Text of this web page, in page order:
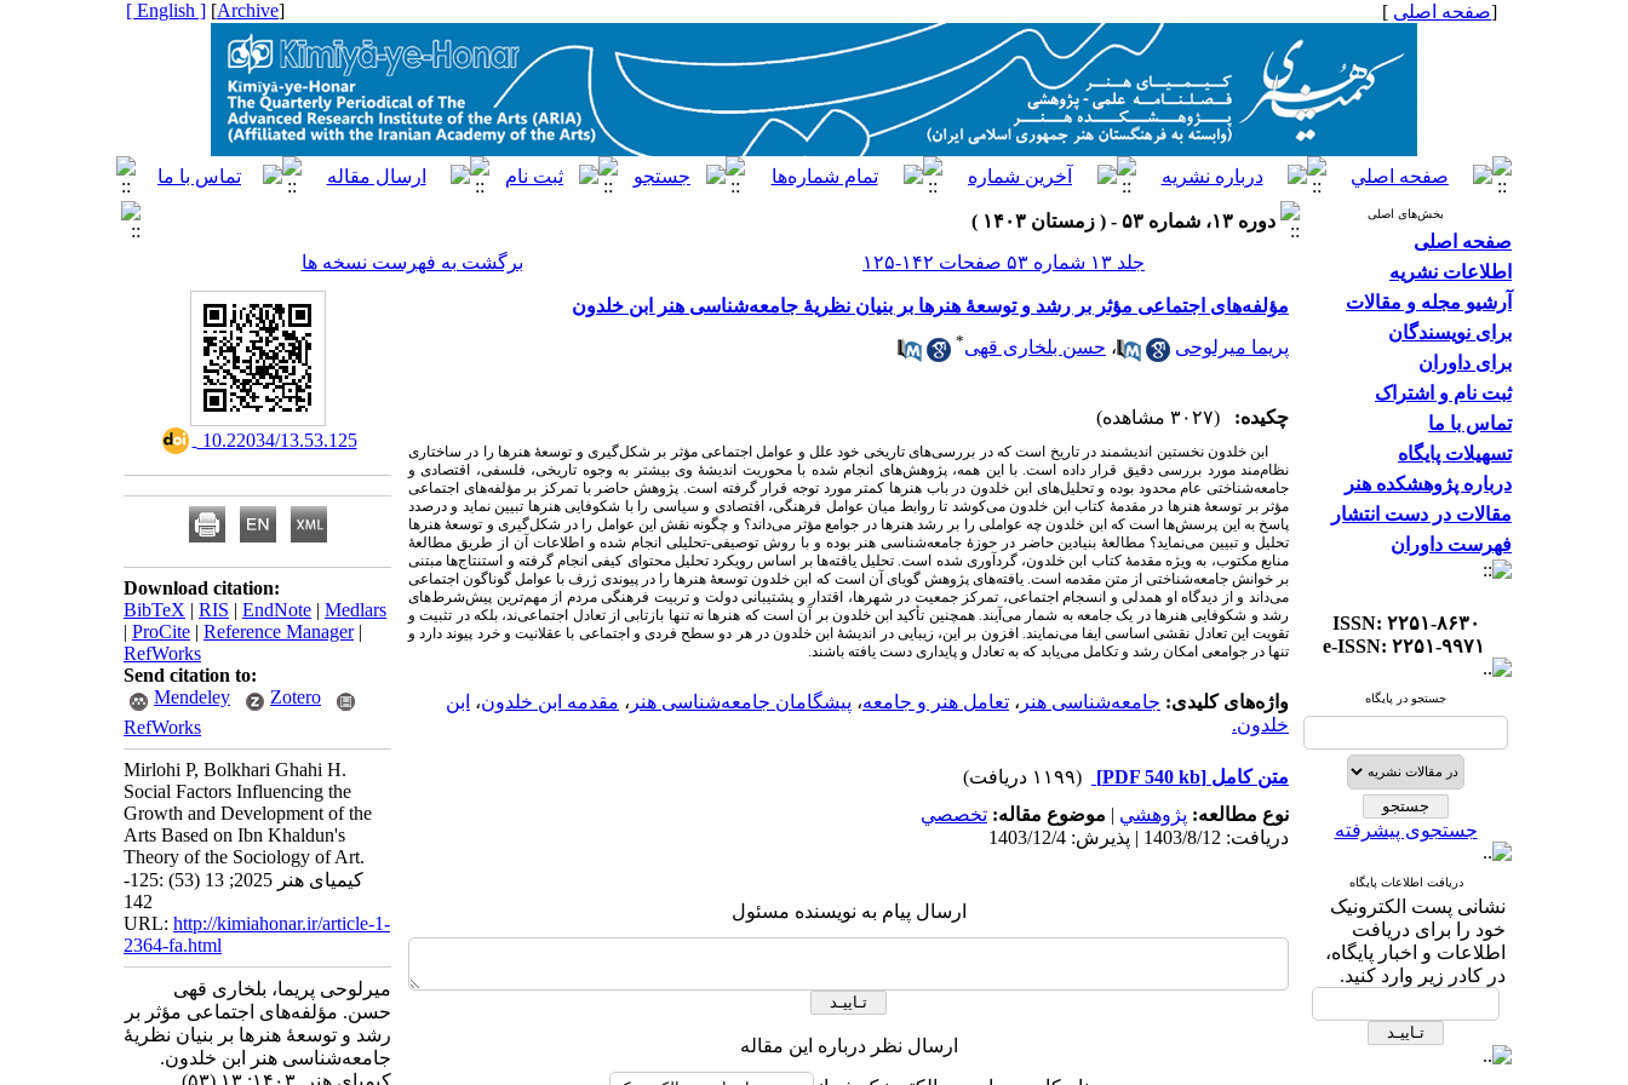
[صفحه اصلی ]
[
Archive
]
[ English ]
بخش‌های اصلی
صفحه اصلی
اطلاعات نشریه
آرشیو مجله و مقالات
برای نویسندگان
برای داوران
ثبت نام و اشتراک
تماس با ما
تسهیلات پایگاه
درباره پژوهشکده هنر
مقالات در دست انتشار
فهرست داوران
ISSN: ۲۲۵۱-۸۶۳۰
e-ISSN: ۲۲۵۱-۹۹۷۱
جستجو در پایگاه
جستجوی پیشرفته
دریافت اطلاعات پایگاه
نشانی پست الکترونیک
خود را برای دریافت
اطلاعات و اخبار پایگاه،
در کادر زیر وارد کنید.
دوره ۱۳، شماره ۵۳ - ( زمستان ۱۴۰۳ )
جلد ۱۳ شماره ۵۳ صفحات ۱۴۲-۱۲۵
برگشت به فهرست نسخه ها
مؤلفه‌های اجتماعی مؤثر بر رشد و توسعهٔ هنرها بر بنیان نظریهٔ جامعه‌شناسی هنر ابن خلدون
پریما میرلوحی ، حسن بلخاری قهی*
چکیده: (۳۰۲۷ مشاهده)
ابن خلدون نخستین اندیشمند در تاریخ است که در بررسی‌های تاریخی خود علل و عوامل اجتماعی مؤثر بر شکل‌گیری و توسعۀ هنرها را در ساختاری
نظام‌مند مورد بررسی دقیق قرار داده است. با این همه، پژوهش‌های انجام ‌شده با محوریت اندیشهٔ وی بیشتر به وجوه تاریخی، فلسفی، اقتصادی و
جامعه‌شناختی عام محدود بوده و تحلیل‌های ابن خلدون در باب هنرها کمتر مورد توجه قرار گرفته است. پژوهش حاضر با تمرکز بر مؤلفه‌های اجتماعی
مؤثر بر توسعهٔ هنرها در مقدمهٔ کتاب ابن خلدون می‌کوشد تا روابط میان عوامل فرهنگی، اقتصادی و سیاسی را با شکوفایی هنرها تبیین نماید و درصدد
پاسخ به این پرسش‌­ها است که ابن خلدون چه عواملی را بر رشد هنرها در جوامعمؤثر می‌­داند؟ و چگونه نقش این عوامل را در شکل‌گیری و توسعهٔ هنرها
تحلیل و تبیین می­‌نماید؟ مطالعهٔ بنیادین حاضر در حوزهٔ جامعه‌شناسی هنر بوده و با روش توصیفی-تحلیلی انجام شده و اطلاعات آن از طریق مطالعۀ
منابع مکتوب، به‌ ویژه مقدمهٔ کتاب ابن خلدون، گردآوری شده است. تحلیل یافته‌ها بر اساس رویکرد تحلیل محتوای کیفی انجام گرفته و استنتاج‌ها مبتنی
بر خوانش جامعه‌شناختی از متن مقدمه است. یافته­‌های پژوهش گویای آن است که ابن خلدون توسعۀ هنرها را در پیوندی ژرف با عوامل گوناگون اجتماعی
می‌داند و از دیدگاه او همدلی و انسجام اجتماعی، تمرکز جمعیت در شهرها، اقتدار و پشتیبانی دولت و تربیت فرهنگی مردم از مهم‌ترین پیش‌شرط‌های
رشد و شکوفایی هنرها در یک جامعه به شمار می‌آیند. همچنین تأکید ابن خلدون بر آن است که هنرها نه ‌تنها بازتابی از تعادل اجتماعی‌ند، بلکه در تثبیت و
تقویت این تعادل نقشی اساسی ایفا می‌نمایند. افزون بر این، زیبایی در اندیشهٔ ابن خلدون در هر دو سطح فردی و اجتماعی با عقلانیت و خرد پیوند دارد و
تنها در جوامعی امکان رشد و تکامل می‌یابد که به تعادل و پایداری دست یافته باشند.
واژه‌های کلیدی: جامعه‌شناسی هنر ، تعامل هنر و جامعه، پیشگامان جامعه‌شناسی هنر ، مقدمه ابن خلدون، ابن
خلدون.
متن کامل [PDF 540 kb]
(۱۱۹۹ دریافت)
نوع مطالعه: پژوهشي | موضوع مقاله: تخصصي
دریافت: 1403/8/12 | پذیرش: 1403/12/4
ارسال پیام به نویسنده مسئول
ارسال نظر درباره این مقاله
‎ 10.22034/13.53.125
Download citation:
BibTeX | RIS | EndNote | Medlars
| ProCite | Reference Manager|
RefWorks
Send citation to:
Mendeley
Zotero
RefWorks
Mirlohi P, Bolkhari Ghahi H.
Social Factors Influencing the
Growth and Development of the
Arts Based on Ibn Khaldun's
Theory of the Sociology of Art.
کیمیای هنر 2025; 13 (53) :125-
142
URL: http://kimiahonar.ir/article-1-
2364-fa.html
میرلوحی پریما، بلخاری قهی
حسن. مؤلفه‌های اجتماعی مؤثر بر
رشد و توسعهٔ هنرها بر بنیان نظریهٔ
جامعه‌شناسی هنر ابن خلدون.
کیمیای هنر. ۱۴۰۳; ۱۳ (۵۳)